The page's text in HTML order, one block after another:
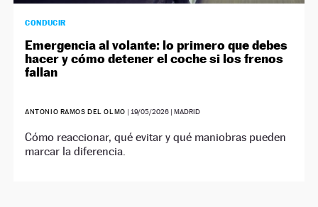
CONDUCIR
Emergencia al volante: lo primero que debes
hacer y cómo detener el coche si los frenos
fallan
ANTONIO RAMOS DEL OLMO | 19/05/2026| MADRID
Cómo reaccionar, qué evitar y qué maniobras pueden
marcar la diferencia.